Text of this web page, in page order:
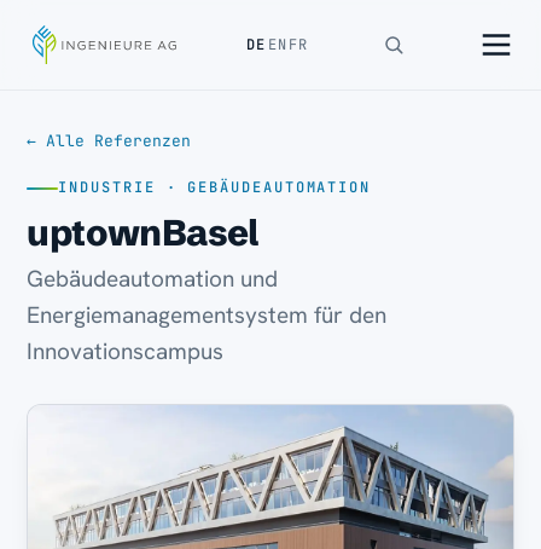
DE EN FR
← Alle Referenzen
INDUSTRIE · GEBÄUDEAUTOMATION
uptownBasel
Gebäudeautomation und
Energiemanagementsystem für den
Innovationscampus